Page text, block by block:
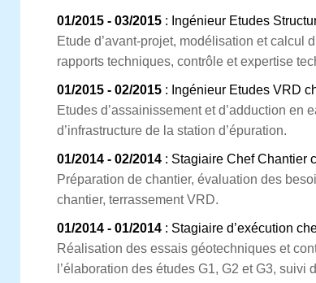
01/2015 - 03/2015 : Ingénieur Etudes
Etude d’avant-projet, modélisation et calcul
rapports techniques, contrôle et expertise
01/2015 - 02/2015 : Ingénieur Etudes VRD
Etudes d’assainissement et d’adduction en
d’infrastructure de la station d’épuration.
01/2014 - 02/2014 : Stagiaire Chef Chantier
Préparation de chantier, évaluation des
chantier, terrassement VRD.
01/2014 - 01/2014 : Stagiaire d’exécution
Réalisation des essais géotechniques et
l’élaboration des études G1, G2 et G3, suivi